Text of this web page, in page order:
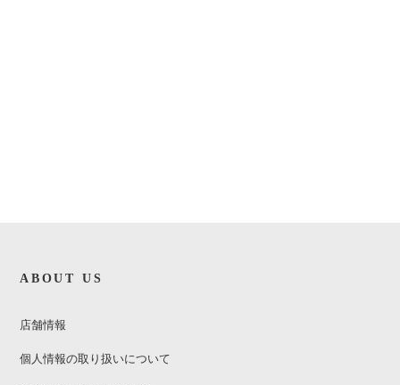
ABOUT US
店舗情報
個人情報の取り扱いについて